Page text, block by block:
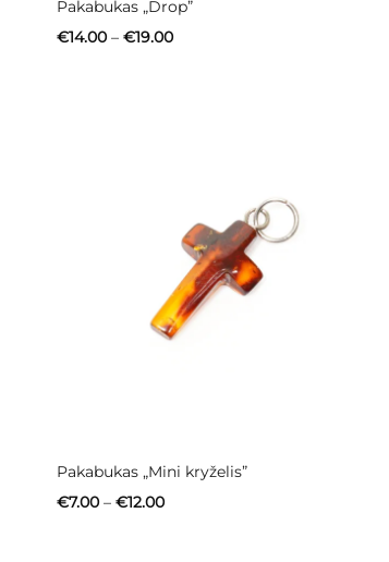
Pakabukas „Drop”
€14.00 – €19.00Price
Pakabukas „Mini kryželis”
€7.00 – €12.00Price